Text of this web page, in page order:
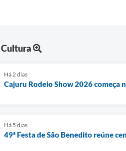
Cultura
Há 2 dias
Cajuru Rodeio Show 2026 começa
Há 5 dias
49ª Festa de São Benedito reúne